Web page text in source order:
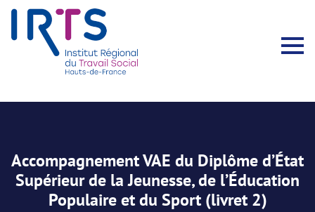
Accompagnement VAE du Diplôme d’État
Supérieur de la Jeunesse, de l’Éducation
Populaire et du Sport (livret 2)